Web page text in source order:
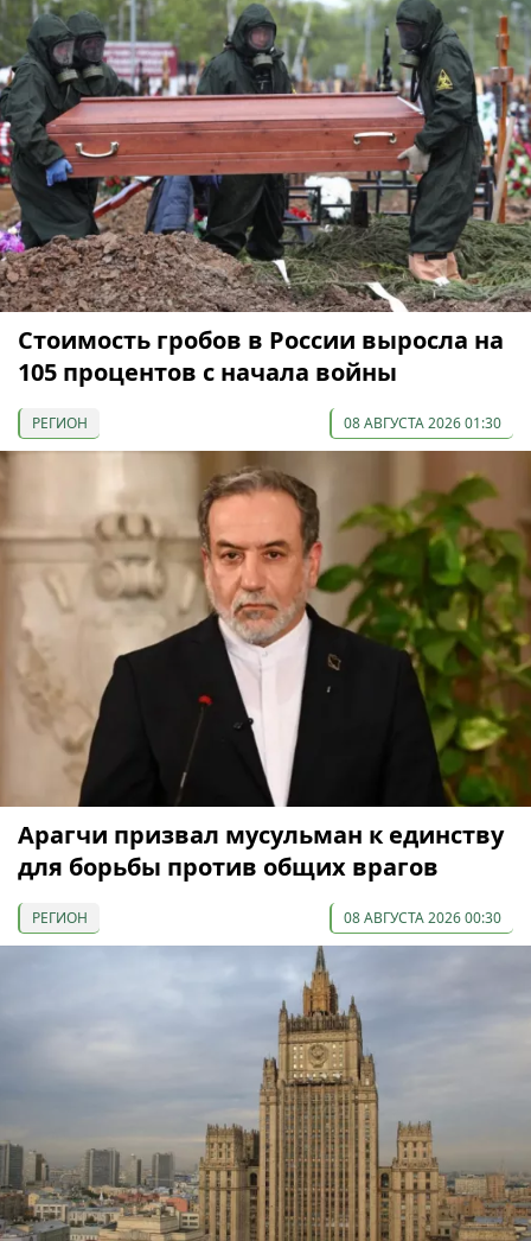
Стоимость гробов в России выросла на
105 процентов с начала войны
РЕГИОН 08 АВГУСТА 2026 01:30
Арагчи призвал мусульман к единству
для борьбы против общих врагов
РЕГИОН 08 АВГУСТА 2026 00:30